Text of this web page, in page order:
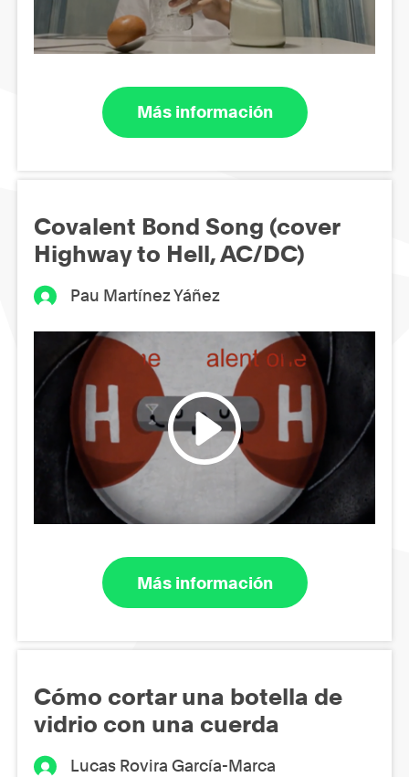
Más información
Covalent Bond Song (cover
Highway to Hell, AC/DC)
Pau Martínez Yáñez
Más información
Cómo cortar una botella de
vidrio con una cuerda
Lucas Rovira García-Marca